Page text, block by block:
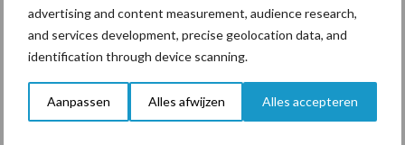
advertising and content measurement, audience research,
and services development, precise geolocation data, and
identification through device scanning.
Aanpassen Alles afwijzen Alles accepteren
Diergezondheid Bemesting Fokkerij